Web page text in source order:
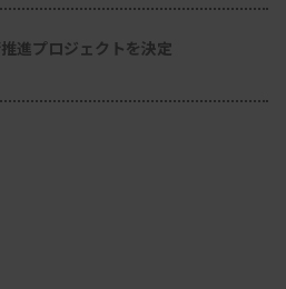
進プロジェクトを決定